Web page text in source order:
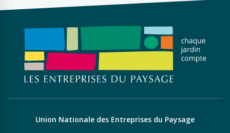
Union Nationale des Entreprises du Paysage